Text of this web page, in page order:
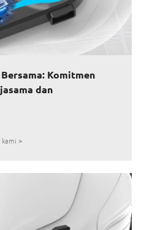
Komitmen
dan
kami >